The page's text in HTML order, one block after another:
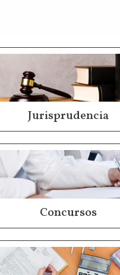
Jurisprudencia
Concursos